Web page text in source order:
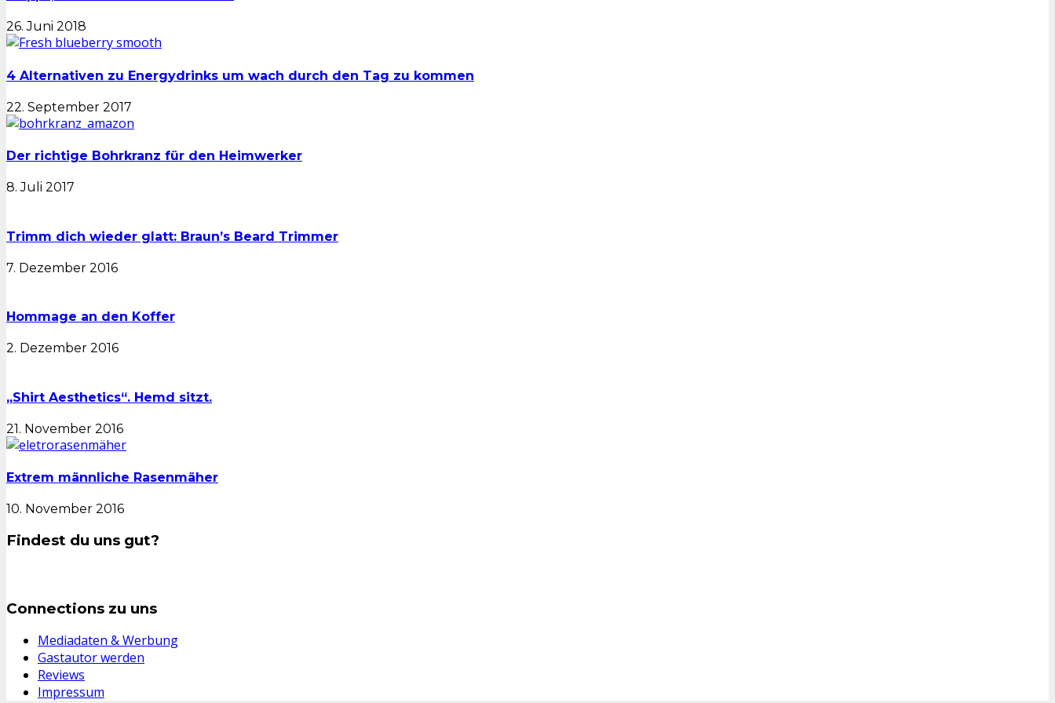
26. Juni 2018
4 Alternativen zu Energydrinks um wach durch den Tag zu kommen
22. September 2017
Der richtige Bohrkranz für den Heimwerker
8. Juli 2017
Trimm dich wieder glatt: Braun’s Beard Trimmer
7. Dezember 2016
Hommage an den Koffer
2. Dezember 2016
„Shirt Aesthetics“. Hemd sitzt.
21. November 2016
Extrem männliche Rasenmäher
10. November 2016
Findest du uns gut?
Connections zu uns
Mediadaten & Werbung
Gastautor werden
Reviews
Impressum